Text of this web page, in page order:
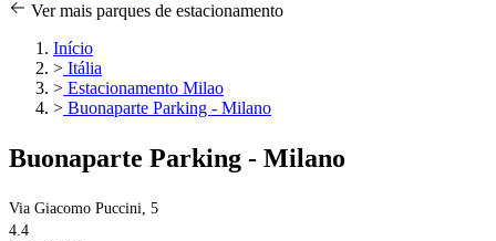
Ver mais parques de estacionamento
Início
> Itália
> Estacionamento Milao
> Buonaparte Parking - Milano
Buonaparte Parking - Milano
Via Giacomo Puccini, 5
4.4